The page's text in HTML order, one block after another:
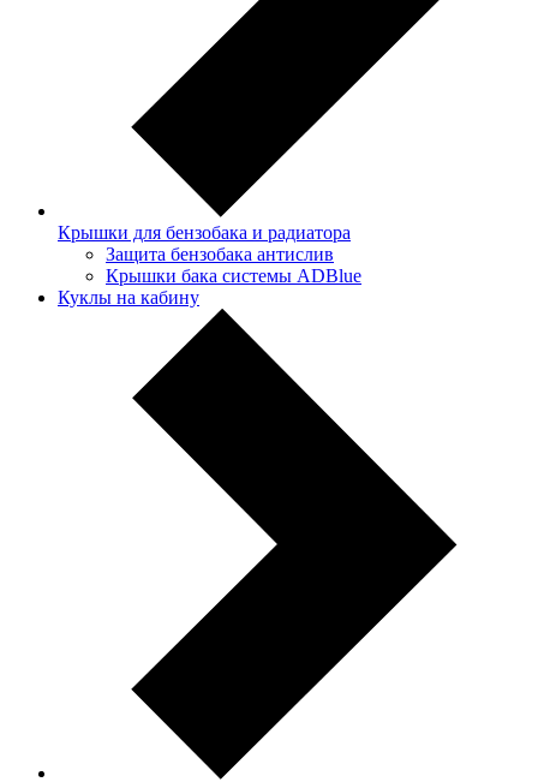
Крышки для бензобака и радиатора
Защита бензобака антислив
Крышки бака системы ADBlue
Куклы на кабину